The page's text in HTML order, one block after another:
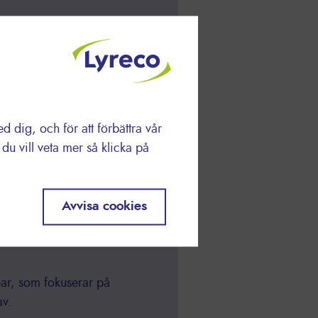
dig, och för att förbättra vår
vill veta mer så klicka på
Avvisa cookies
minska den
material eller är
katalog måste
att minimera
at Work."
som fokuserar på